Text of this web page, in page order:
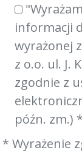
informacji
wyrażonej
z o.o. ul. J.
zgodnie z
późn. zm.) *
* Wyrażenie